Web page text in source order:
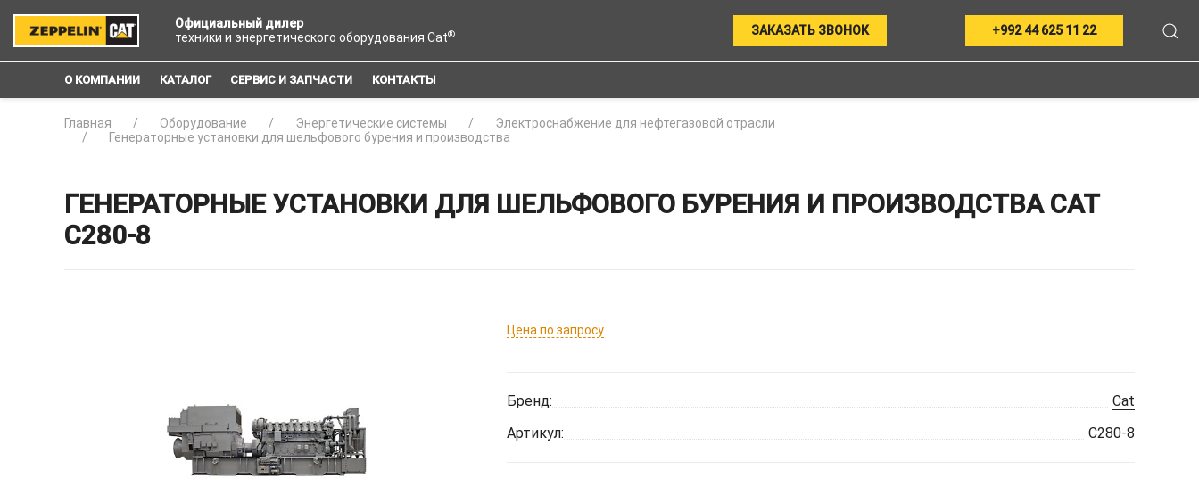
Официальный дилер
техники и энергетического оборудования Cat® ЗАКАЗАТЬ ЗВОНОК +992 44 625 11 22
О КОМПАНИИ КАТАЛОГ СЕРВИС И ЗАПЧАСТИ КОНТАКТЫ
Главная Оборудование Энергетические системы
Электроснабжение для нефтегазовой отрасли
Генераторные установки для шельфового бурения и производства
ГЕНЕРАТОРНЫЕ УСТАНОВКИ ДЛЯ ШЕЛЬФОВОГО БУРЕНИЯ И ПРОИЗВОДСТВА CAT
C280-8
Цена по запросу
Бренд:
Cat
Артикул:
C280-8